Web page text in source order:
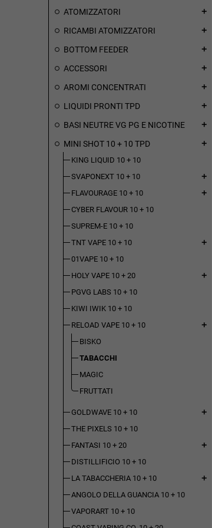
ATOMIZZATORI add
RICAMBI ATOMIZZATORI add
BOTTOM FEEDER add
ACCESSORI add
AROMI CONCENTRATI add
LIQUIDI PRONTI TPD add
BASI NEUTRE VG PG E NICOTINE add
MINI SHOT 10 + 10 TPD add
KING LIQUID 10 + 10
SVAPONEXT 10 + 10
add
FLAVOURAGE 10 + 10 add
CYBER FLAVOUR 10 + 10
SUPREM-E 10 + 10
TNT VAPE 10 + 10
add
01VAPE 10 + 10
HOLY VAPE 10 + 20
add
PGVG LABS 10 + 10
KIWI IWIK 10 + 10
RELOAD VAPE 10 + 10
add
BISKO
TABACCHI
MAGIC
FRUTTATI
GOLDWAVE 10 + 10 add
THE PIXELS 10 + 10
FANTASI 10 + 20
add
DISTILLIFICIO 10 + 10
LA TABACCHERIA 10 + 10
add
ANGOLO DELLA GUANCIA 10 + 10
VAPORART 10 + 10